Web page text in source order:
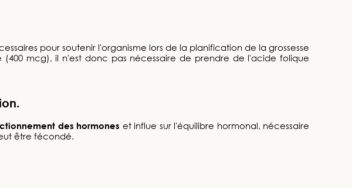
pour soutenir l'organisme lors de la planification de la grossesse
mcg), il n'est donc pas nécessaire de prendre de l'acide folique
des hormones et influe sur l'équilibre hormonal, nécessaire
être fécondé.